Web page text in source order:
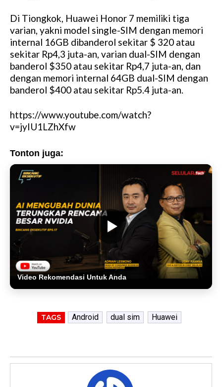
Di Tiongkok, Huawei Honor 7 memiliki tiga
varian, yakni model single-SIM dengan memori
internal 16GB dibanderol sekitar $ 320 atau
sekitar Rp4,3 juta-an, varian dual-SIM dengan
banderol $350 atau sekitar Rp4,7 juta-an, dan
dengan memori internal 64GB dual-SIM dengan
banderol $400 atau sekitar Rp5.4 juta-an.
https://www.youtube.com/watch?
v=jyIU1LZhXfw
Tonton juga:
Video Rekomendasi Untuk Anda
TAGS Android dual sim Huawei